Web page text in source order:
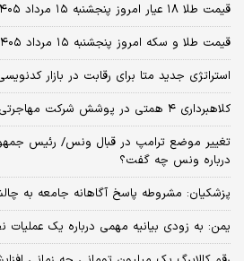
قیمت طلا ۱۸ عیار امروز پنجشنبه ۱۵ مرداد ۱۴۰۵/افزایش قیمت طلا
قیمت طلا و سکه امروز پنجشنبه ۱۵ مرداد ۱۴۰۵/افزایش قیمت طلا و سکه
استراتژی جدید متا برای رقابت در بازار
کلاهبرداری ۴ همتی در پوشش شرکت مهاجرتی / ۳۰۰ نفر شکایت کردند
تغییر موضع ترامپ در قبال ونس/ رئیس
درباره ونس چه گفت؟
پزشکیان: مشروطه پاسخ آگاهانه جامعه به
یمن: به زودی بیانیه مهمی درباره یک